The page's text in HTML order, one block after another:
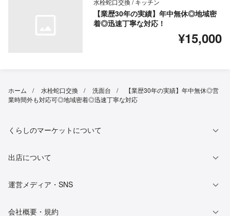
水栓蛇口交換 / キッチン
【業歴30年の実績】年中無休◎地域密
着◎迅速丁寧な対応！
¥15,000
ホーム 水栓蛇口交換 洗面台
【業歴30年の実績】年中無休◎営
業時間外も対応可◎地域密着◎迅速丁寧な対応
くらしのマーケットについて
出店について
運営メディア・SNS
会社概要・規約